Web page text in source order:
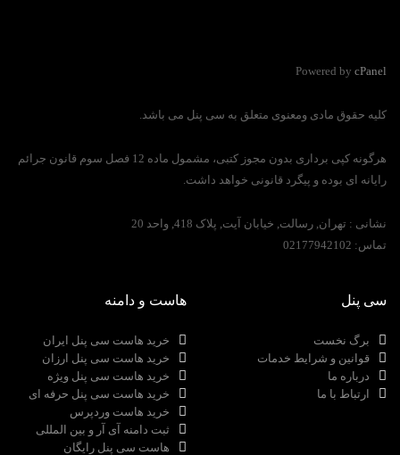
Powered by cPanel
کلیه حقوق مادی ومعنوی متعلق به سی پنل می باشد.
هرگونه کپی برداری بدون مجوز کتبی، مشمول ماده 12 فصل سوم قانون جرائم
رایانه ای بوده و پیگرد قانونی خواهد داشت.
نشانی : تهران, رسالت, خیابان آیت, پلاک 418, واحد 20
تماس:
سی پنل
برگ نخست
قوانین و شرایط خدمات
درباره ما
ارتباط با ما
هاست و دامنه
خرید هاست سی پنل ایران
خرید هاست سی پنل ارزان
خرید هاست سی پنل ویژه
خرید هاست سی پنل حرفه ای
خرید هاست وردپرس
ثبت دامنه آی آر و بین المللی
هاست سی پنل رایگان